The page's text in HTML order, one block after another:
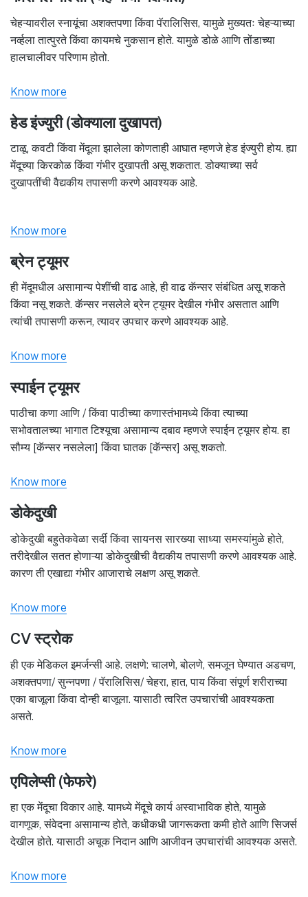
चेहऱ्यावरील स्नायूंचा अशक्तपणा किंवा पॅरालिसिस, यामुळे मुख्यतः चेहऱ्याच्या
नर्व्हला तात्पुरते किंवा कायमचे नुकसान होते. यामुळे डोळे आणि तोंडाच्या
हालचालीवर परिणाम होतो.
Know more
हेड इंज्युरी (डोक्याला दुखापत)
टाळू, कवटी किंवा मेंदूला झालेला कोणताही आघात म्हणजे हेड इंज्युरी होय. ह्या
मेंदूच्या किरकोळ किंवा गंभीर दुखापती असू शकतात. डोक्याच्या सर्व
दुखापतींची वैद्यकीय तपासणी करणे आवश्यक आहे.
Know more
ब्रेन ट्यूमर
ही मेंदूमधील असामान्य पेशींची वाढ आहे, ही वाढ कॅन्सर संबंधित असू शकते
किंवा नसू शकते. कॅन्सर नसलेले ब्रेन ट्यूमर देखील गंभीर असतात आणि
त्यांची तपासणी करून, त्यावर उपचार करणे आवश्यक आहे.
Know more
स्पाईन ट्यूमर
पाठीचा कणा आणि / किंवा पाठीच्या कणास्तंभामध्ये किंवा त्याच्या
सभोवतालच्या भागात टिश्यूचा असामान्य दबाव म्हणजे स्पाईन ट्यूमर होय. हा
सौम्य [कॅन्सर नसलेला] किंवा घातक [कॅन्सर] असू शकतो.
Know more
डोकेदुखी
डोकेदुखी बहुतेकवेळा सर्दी किंवा सायनस सारख्या साध्या समस्यांमुळे होते,
तरीदेखील सतत होणाऱ्या डोकेदुखीची वैद्यकीय तपासणी करणे आवश्यक आहे.
कारण ती एखाद्या गंभीर आजाराचे लक्षण असू शकते.
Know more
CV स्ट्रोक
ही एक मेडिकल इमर्जन्सी आहे. लक्षणे: चालणे, बोलणे, समजून घेण्यात अडचण,
अशक्तपणा/ सुन्नपणा / पॅरालिसिस/ चेहरा, हात, पाय किंवा संपूर्ण शरीराच्या
एका बाजूला किंवा दोन्ही बाजूला. यासाठी त्वरित उपचारांची आवश्यकता
असते.
Know more
एपिलेप्सी (फेफरे)
हा एक मेंदूचा विकार आहे. यामध्ये मेंदूचे कार्य अस्वाभाविक होते, यामुळे
वागणूक, संवेदना असामान्य होते, कधीकधी जागरूकता कमी होते आणि सिजर्स
देखील होते. यासाठी अचूक निदान आणि आजीवन उपचारांची आवश्यक असते.
Know more